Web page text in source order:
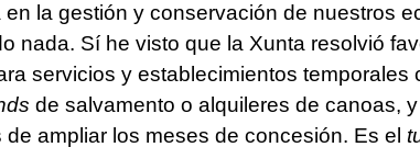
en la gestión y conservación de nuestros
nada. Sí he visto que la Xunta resolvió
servicios y establecimientos temporales
de salvamento o alquileres de canoas,
ampliar los meses de concesión. Es el